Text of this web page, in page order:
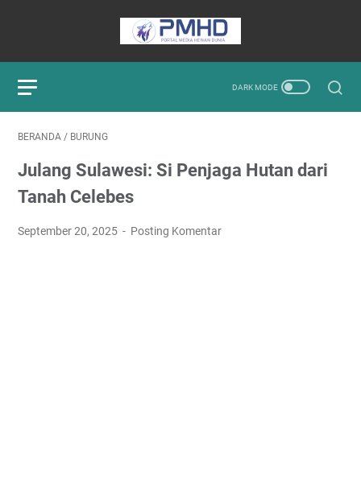
BERANDA / BURUNG
Julang Sulawesi: Si Penjaga Hutan dari
Tanah Celebes
September 20, 2025 Posting Komentar